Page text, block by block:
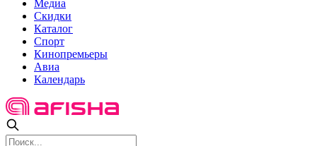
Медиа
Скидки
Каталог
Спорт
Кинопремьеры
Авиа
Календарь